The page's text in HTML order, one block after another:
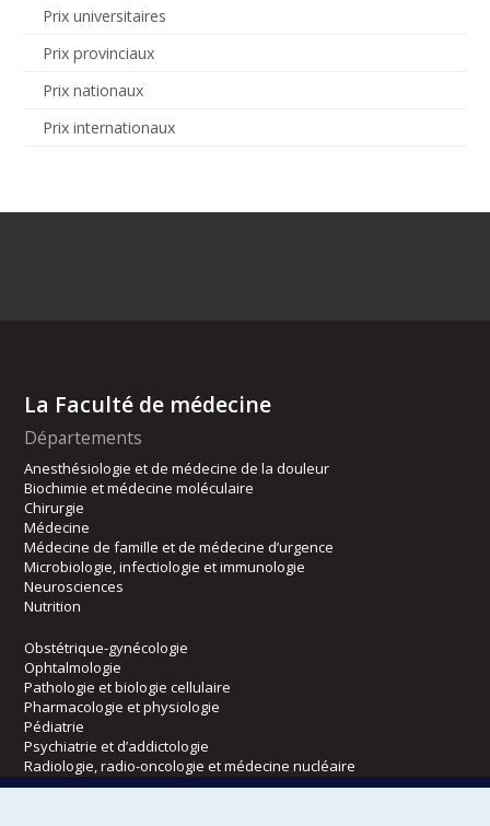
Prix universitaires
Prix provinciaux
Prix nationaux
Prix internationaux
La Faculté de médecine
Départements
Anesthésiologie et de médecine de la douleur
Biochimie et médecine moléculaire
Chirurgie
Médecine
Médecine de famille et de médecine d’urgence
Microbiologie, infectiologie et immunologie
Neurosciences
Nutrition
Obstétrique-gynécologie
Ophtalmologie
Pathologie et biologie cellulaire
Pharmacologie et physiologie
Pédiatrie
Psychiatrie et d’addictologie
Radiologie, radio-oncologie et médecine nucléaire